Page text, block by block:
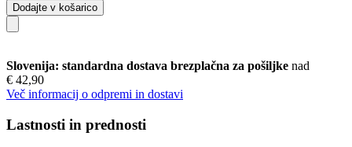
Dodajte v košarico
Slovenija: standardna dostava brezplačna za pošiljke nad
€ 42,90
Več informacij o odpremi in dostavi
Lastnosti in prednosti